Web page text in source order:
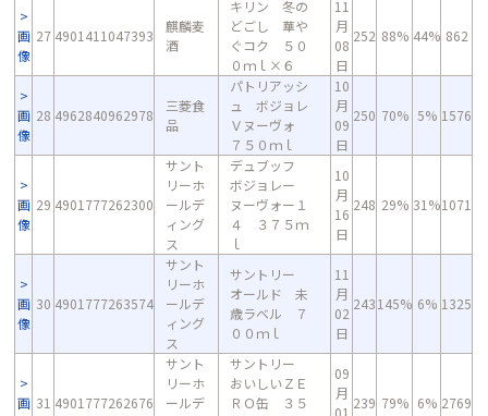
画
像
27 4901411047393
麒麟麦
酒
キリン 冬の
どごし 華や
ぐコク ５０
０ｍｌ×６
11
月
08
日
252 88% 44% 862
画
像
28 4962840962978
三菱食
品
パトリアッシ
ュ ボジョレ
Ｖヌーヴォ
７５０ｍｌ
10
月
09
日
250 70% 5% 1576
画
像
29 4901777262300
サント
リーホ
ールデ
ィング
ス
デュブッフ
ボジョレー
ヌーヴォー１
４ ３７５ｍ
ｌ
10
月
16
日
248 29% 31%1071
画
像
30 4901777263574
サント
リーホ
ールデ
ィング
ス
サントリー
オールド 未
歳ラベル ７
００ｍｌ
11
月
02
日
243145% 6% 1325
画 31 4901777262676
サント
リーホ
ールデ
サントリー
おいしいＺＥ
ＲＯ缶 ３５
09
月
01
239 79% 6% 2769